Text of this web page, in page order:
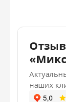
наших